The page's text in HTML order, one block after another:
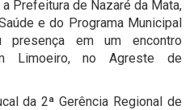
Prefeitura de Nazaré da Mata,
e do Programa Municipal
presença em um encontro
Limoeiro, no Agreste de
da 2ª Gerência Regional de